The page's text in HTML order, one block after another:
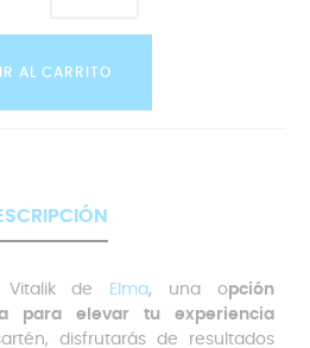
AL CARRITO
Vitalik de Elma, una opción
para elevar tu experiencia
disfrutarás de resultados